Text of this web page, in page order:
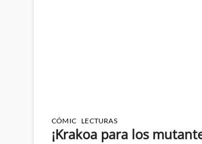
CÓMIC LECTURAS
¡Krakoa para los